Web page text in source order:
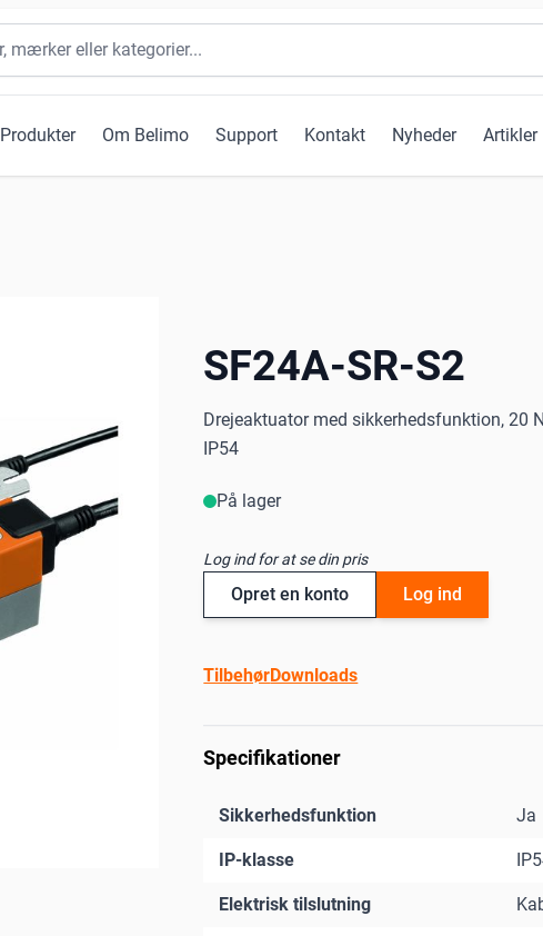
Produkter Om Belimo Support Kontakt Nyheder Artikler
SF24A-SR-S2
Drejeaktuator med sikkerhedsfunktion, 20
IP54
På lager
Log ind for at se din pris
Opret en konto Log ind
TilbehørDownloads
Specifikationer
Sikkerhedsfunktion Ja
IP-klasse
Elektrisk tilslutning